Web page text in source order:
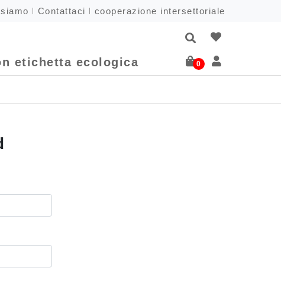
Contattaci cooperazione intersettoriale
etichetta ecologica 0